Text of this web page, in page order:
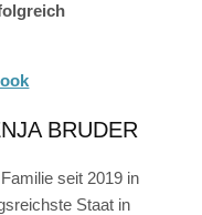
BRUDER
seit 2019 in
Staat in